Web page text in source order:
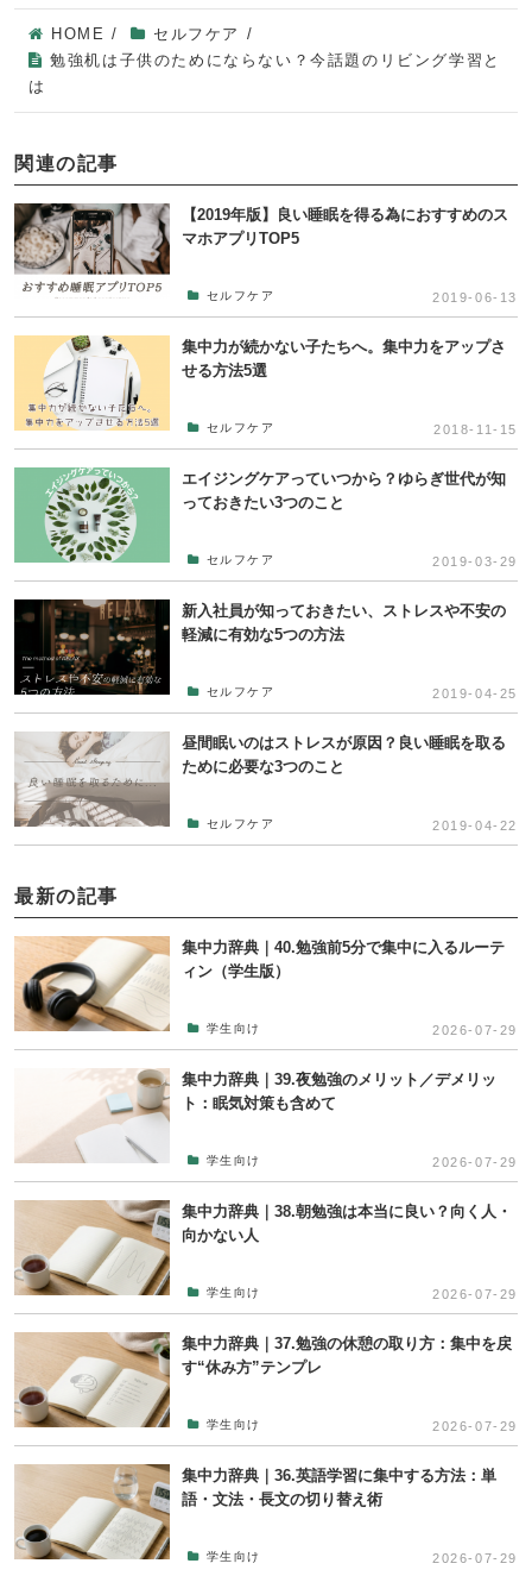
HOME / セルフケア /
勉強机は子供のためにならない？今話題のリビング学習と
は
関連の記事
【2019年版】良い睡眠を得る為におすすめのス
マホアプリTOP5
セルフケア 2019-06-13
集中力が続かない子たちへ。集中力をアップさ
せる方法5選
セルフケア 2018-11-15
エイジングケアっていつから？ゆらぎ世代が知
っておきたい3つのこと
セルフケア 2019-03-29
新入社員が知っておきたい、ストレスや不安の
軽減に有効な5つの方法
セルフケア 2019-04-25
昼間眠いのはストレスが原因？良い睡眠を取る
ために必要な3つのこと
セルフケア 2019-04-22
最新の記事
集中力辞典｜40.勉強前5分で集中に入るルーテ
ィン（学生版）
学生向け 2026-07-29
集中力辞典｜39.夜勉強のメリット／デメリッ
ト：眠気対策も含めて
学生向け 2026-07-29
集中力辞典｜38.朝勉強は本当に良い？向く人・
向かない人
学生向け 2026-07-29
集中力辞典｜37.勉強の休憩の取り方：集中を戻
す“休み方”テンプレ
学生向け 2026-07-29
集中力辞典｜36.英語学習に集中する方法：単
語・文法・長文の切り替え術
学生向け 2026-07-29